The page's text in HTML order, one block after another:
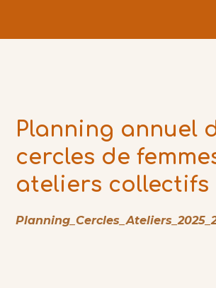
Planning annuel
cercles de
ateliers collectifs